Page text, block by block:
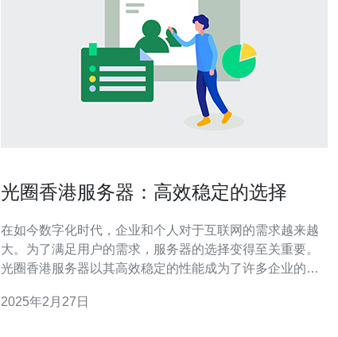
光圈香港服务器：高效稳定的选择
在如今数字化时代，企业和个人对于互联网的需求越来越
大。为了满足用户的需求，服务器的选择变得至关重要。
光圈香港服务器以其高效稳定的性能成为了许多企业的首
件，确保在处理大量数据和用户请求时能够快速响应。服
2025年2月27日